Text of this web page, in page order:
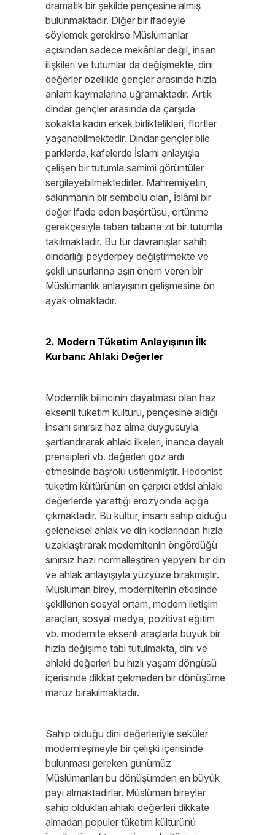
dramatik bir şekilde pençesine almış
bulunmaktadır. Diğer bir ifadeyle
söylemek gerekirse Müslümanlar
açısından sadece mekânlar değil, insan
ilişkileri ve tutumlar da değişmekte, dini
değerler özellikle gençler arasında hızla
anlam kaymalarına uğramaktadır. Artık
dindar gençler arasında da çarşıda
sokakta kadın erkek birliktelikleri, flörtler
yaşanabilmektedir. Dindar gençler bile
parklarda, kafelerde İslami anlayışla
çelişen bir tutumla samimi görüntüler
sergileyebilmektedirler. Mahremiyetin,
sakınmanın bir sembolü olan, İslâmi bir
değer ifade eden başörtüsü, örtünme
gerekçesiyle taban tabana zıt bir tutumla
takılmaktadır. Bu tür davranışlar sahih
dindarlığı peyderpey değiştirmekte ve
şekli unsurlarına aşırı önem veren bir
Müslümanlık anlayışının gelişmesine ön
ayak olmaktadır.
2. Modern Tüketim Anlayışının İlk
Kurbanı: Ahlaki Değerler
Modernlik bilincinin dayatması olan haz
eksenli tüketim kültürü, pençesine aldığı
insanı sınırsız haz alma duygusuyla
şartlandırarak ahlaki ilkeleri, inanca dayalı
prensipleri vb. değerleri göz ardı
etmesinde başrolü üstlenmiştir. Hedonist
tüketim kültürünün en çarpıcı etkisi ahlaki
değerlerde yarattığı erozyonda açığa
çıkmaktadır. Bu kültür, insanı sahip olduğu
geleneksel ahlak ve din kodlarından hızla
uzaklaştırarak modernitenin öngördüğü
sınırsız hazı normalleştiren yepyeni bir din
ve ahlak anlayışıyla yüzyüze bırakmıştır.
Müslüman birey, modernitenin etkisinde
şekillenen sosyal ortam, modern iletişim
araçları, sosyal medya, pozitivst eğitim
vb. modernite eksenli araçlarla büyük bir
hızla değişime tabi tutulmakta, dini ve
ahlaki değerleri bu hızlı yaşam döngüsü
içerisinde dikkat çekmeden bir dönüşüme
maruz bırakılmaktadır.
Sahip olduğu dini değerleriyle seküler
modernleşmeyle bir çelişki içerisinde
bulunması gereken günümüz
Müslümanları bu dönüşümden en büyük
payı almaktadırlar. Müslüman bireyler
sahip oldukları ahlaki değerleri dikkate
almadan popüler tüketim kültürünü